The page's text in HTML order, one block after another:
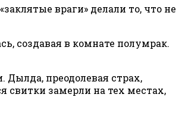
враги» делали то, что не
создавая в комнате полумрак.
преодолевая страх,
свитки замерли на тех местах,